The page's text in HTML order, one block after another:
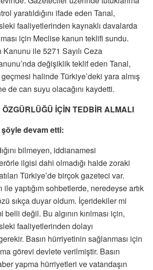
yaratıldığını ifade eden Tanal,
faaliyetlerinden kaynaklı davalarda
için Meclise kanun teklifi sundu.
Kanunu ile 5271 Sayılı Ceza
değişiklik teklif eden Tanal,
halinde Türkiye’deki yara almış
de can suyu olacağını kaydetti.
İÇİN TEDBİR ALMALI
devam etti:
bilmeyen, iddianamesi
ilgisi dahi olmadığı halde zoraki
Türkiye’de birçok gazeteci var.
ile yaptığım sohbetlerde, neredeyse artık
sıkça duyar oldum. İçeridekiler mi
değil. Bu algının kırılması için,
faaliyetlerinden dolayı
Basın hürriyetinin sağlanması için
görevi devlete verilmiştir. Basın
yapma hürriyetleri ve vatandaşın